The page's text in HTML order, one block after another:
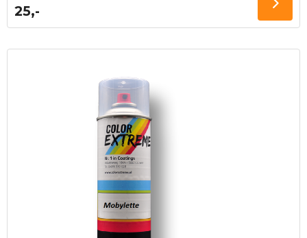
25,-